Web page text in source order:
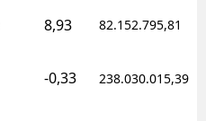
8,93 82.152.795,81
-0,33 238.030.015,39